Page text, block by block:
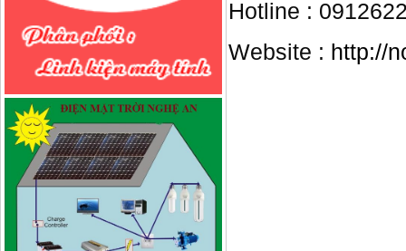
Hotline :
Website : http://